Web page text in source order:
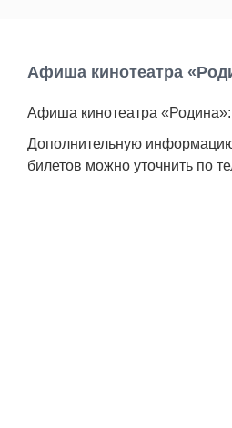
Афиша кинотеатра
Афиша кинотеатра
Дополнительную
билетов можно уточнить по